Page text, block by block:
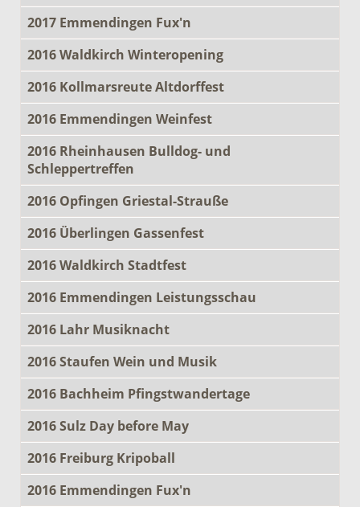
2017 Emmendingen Fux'n
2016 Waldkirch Winteropening
2016 Kollmarsreute Altdorffest
2016 Emmendingen Weinfest
2016 Rheinhausen Bulldog- und
Schleppertreffen
2016 Opfingen Griestal-Strauße
2016 Überlingen Gassenfest
2016 Waldkirch Stadtfest
2016 Emmendingen Leistungsschau
2016 Lahr Musiknacht
2016 Staufen Wein und Musik
2016 Bachheim Pfingstwandertage
2016 Sulz Day before May
2016 Freiburg Kripoball
2016 Emmendingen Fux'n